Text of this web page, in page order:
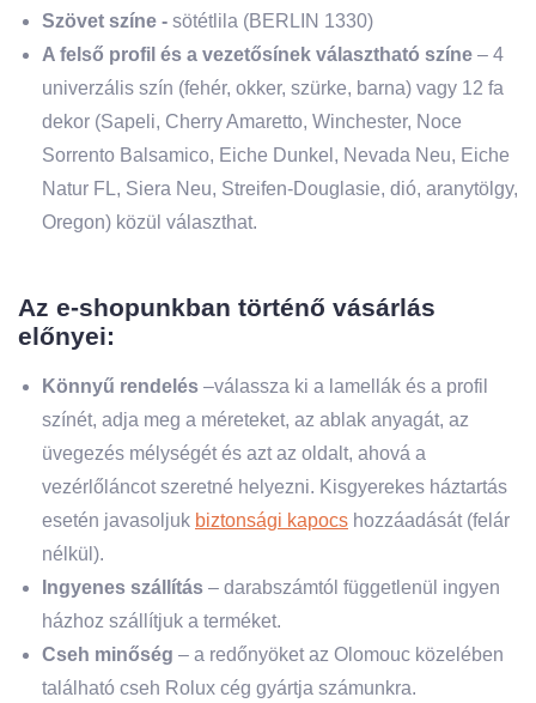
Szövet színe - sötétlila (BERLIN 1330)
A felső profil és a vezetősínek választható színe – 4
univerzális szín (fehér, okker, szürke, barna) vagy 12 fa
dekor (Sapeli, Cherry Amaretto, Winchester, Noce
Sorrento Balsamico, Eiche Dunkel, Nevada Neu, Eiche
Natur FL, Siera Neu, Streifen-Douglasie, dió, aranytölgy,
Oregon) közül választhat.
Az e-shopunkban történő vásárlás
előnyei:
Könnyű rendelés –válassza ki a lamellák és a profil
színét, adja meg a méreteket, az ablak anyagát, az
üvegezés mélységét és azt az oldalt, ahová a
vezérlőláncot szeretné helyezni. Kisgyerekes háztartás
esetén javasoljuk biztonsági kapocs hozzáadását (felár
nélkül).
Ingyenes szállítás – darabszámtól függetlenül ingyen
házhoz szállítjuk a terméket.
Cseh minőség – a redőnyöket az Olomouc közelében
található cseh Rolux cég gyártja számunkra.